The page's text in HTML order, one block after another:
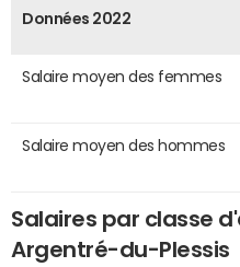
Données 2022
Salaire moyen des femmes
Salaire moyen des hommes
Salaires par classe
Argentré-du-Plessis